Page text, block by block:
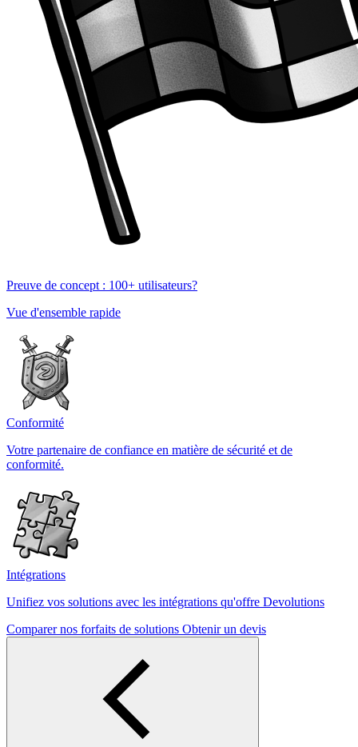
Preuve de concept : 100+ utilisateurs?
Vue d'ensemble rapide
Conformité
Votre partenaire de confiance en matière de sécurité et de
conformité.
Intégrations
Unifiez vos solutions avec les intégrations qu'offre Devolutions
Comparer nos forfaits de solutions Obtenir un devis